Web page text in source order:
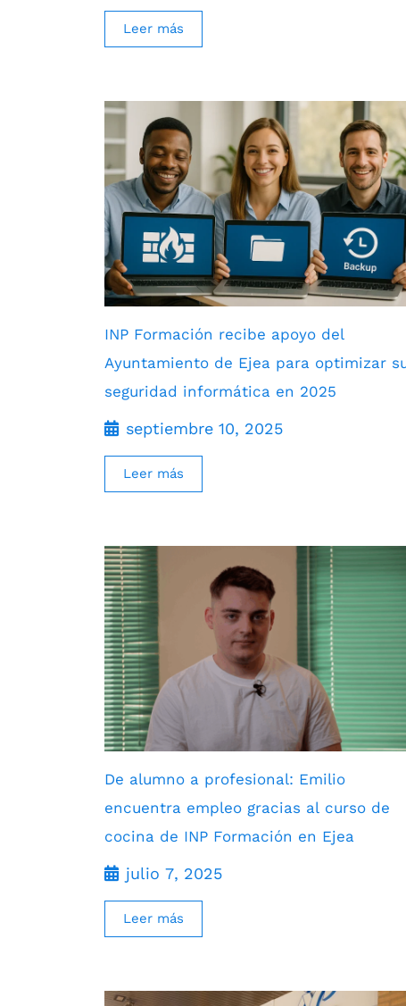
Leer más
INP Formación recibe apoyo del
Ayuntamiento de Ejea para optimizar
seguridad informática en 2025
septiembre 10, 2025
Leer más
De alumno a profesional: Emilio
encuentra empleo gracias al curso de
cocina de INP Formación en Ejea
julio 7, 2025
Leer más